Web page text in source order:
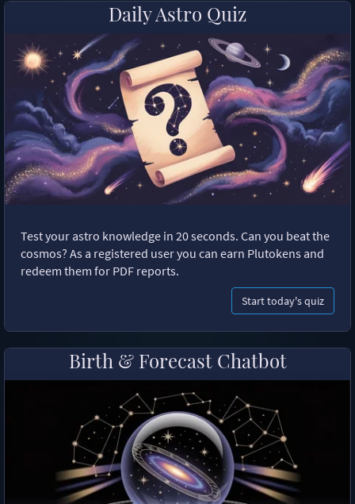
Daily Astro Quiz
Test your astro knowledge in 20 seconds. Can you beat the
cosmos? As a registered user you can earn Plutokens and
redeem them for PDF reports.
Start today's quiz
Birth & Forecast Chatbot